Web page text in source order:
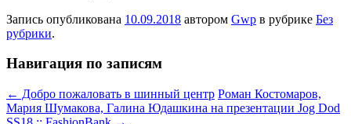
Запись опубликована 10.09.2018 автором Gwp в рубрике Без
рубрики.
Навигация по записям
← Добро пожаловать в шинный центр Роман Костомаров,
Мария Шумакова, Галина Юдашкина на презентации Jog Dod